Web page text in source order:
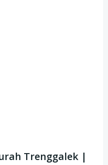
Trenggalek |